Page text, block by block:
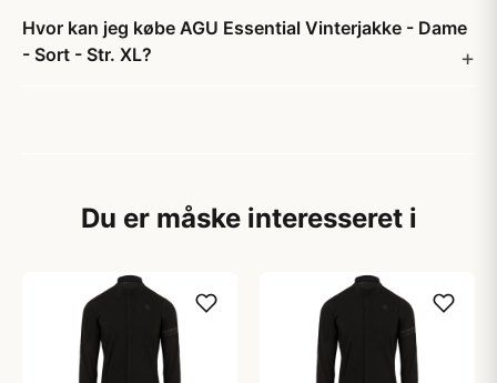
Hvor kan jeg købe AGU Essential Vinterjakke - Dame
- Sort - Str. XL?
Du er måske interesseret i